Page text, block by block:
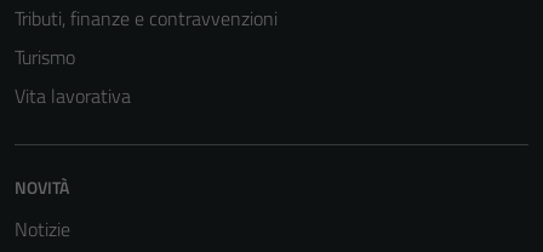
Tributi, finanze e contravvenzioni
Turismo
Vita lavorativa
NOVITÀ
Notizie